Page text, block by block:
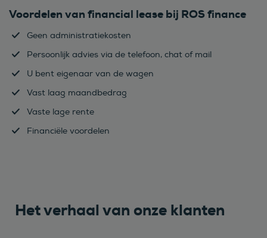
Voordelen van financial lease bij ROS finance
Geen administratiekosten
Persoonlijk advies via de telefoon, chat of mail
U bent eigenaar van de wagen
Vast laag maandbedrag
Vaste lage rente
Financiële voordelen
Het verhaal van onze klanten